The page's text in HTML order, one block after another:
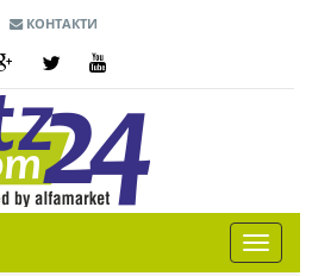
КОНТАКТИ